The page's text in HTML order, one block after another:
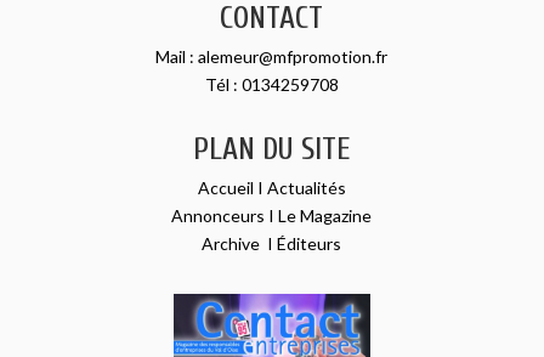
CONTACT
Mail :alemeur@mfpromotion.fr
Tél : 0134259708
PLAN DU SITE
Accueil I Actualités
Annonceurs ILe Magazine
Archive IÉditeurs